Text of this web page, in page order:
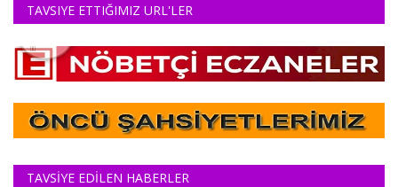
TAVSIYE ETTIĞIMIZ URL'LER
TAVSİYE EDİLEN HABERLER